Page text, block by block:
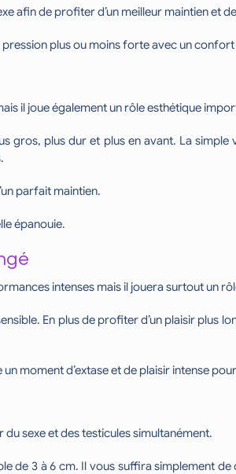
afin de profiter d’un meilleur maintien et
pression plus ou moins forte avec un
il joue également un rôle esthétique
gros, plus dur et plus en avant. La
parfait maintien.
épanouie.
intenses mais il jouera surtout un
En plus de profiter d’un plaisir
moment d’extase et de plaisir intense
du sexe et des testicules simultanément.
de 3 à 6 cm. Il vous suffira simplement